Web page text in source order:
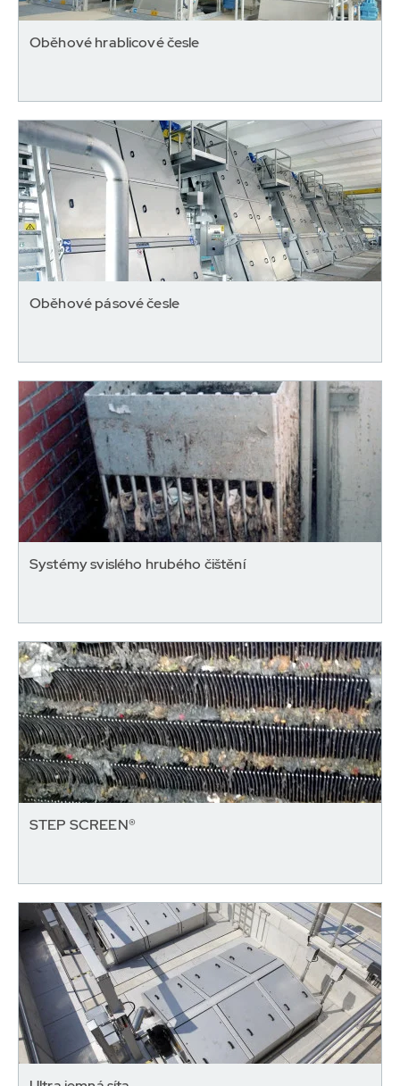
Oběhové hrablicové česle
Oběhové pásové česle
Systémy svislého hrubého čištění
STEP SCREEN®